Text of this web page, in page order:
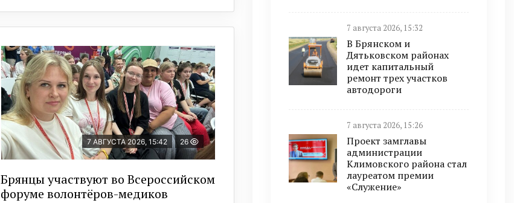
7 АВГУСТА 2026, 15:42 26
Брянцы участвуют во Всероссийском
форуме волонтёров-медиков
7 августа 2026, 15:32
В Брянском и
Дятьковском районах
идет капитальный
ремонт трех участков
автодороги
7 августа 2026, 15:26
Проект замглавы
администрации
Климовского района стал
лауреатом премии
«Служение»